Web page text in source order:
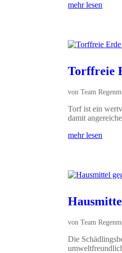
mehr lesen
Torffreie
vonTeam
Torf ist ein
damit
mehr lesen
vonTeam
Die